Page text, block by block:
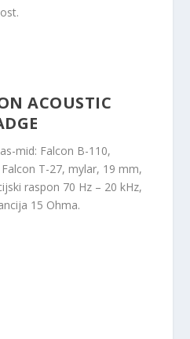
ACOUSTIC
mid: Falcon B-110,
T-27, mylar, 19 mm,
raspon 70 Hz – 20 kHz,
15 Ohma.